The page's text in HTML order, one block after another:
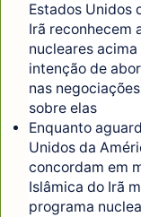
Estados Unidos
Irã reconhecem
nucleares
intenção de
nas
sobre elas
Enquanto
Unidos da
concordam em
Islâmica do Irã
programa